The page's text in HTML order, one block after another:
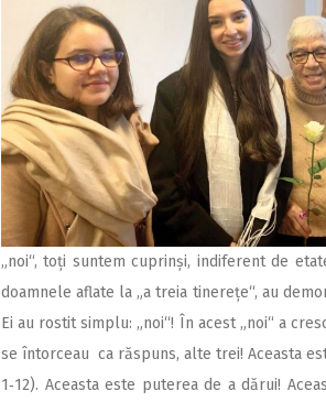
„noi“, toți suntem cuprinși, indiferent de
doamnele aflate la „a treia tinerețe“, au
Ei au rostit simplu: „noi“! În acest „noi“ a
se întorceau ca răspuns, alte trei! Aceasta
1‑12). Aceasta este puterea de a dărui!